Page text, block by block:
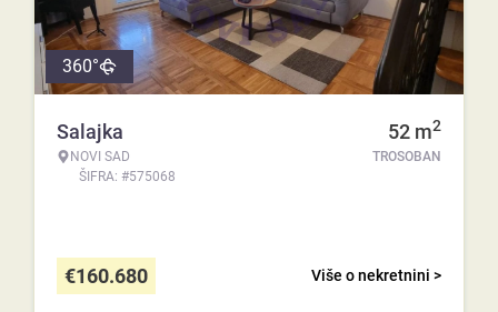
360°
Salajka
NOVI SAD
ŠIFRA: #575068
52 m2
TROSOBAN
Više o nekretnini >
€160.680